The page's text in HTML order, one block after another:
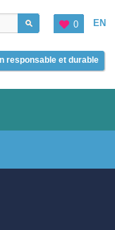
EN
0
responsable et durable